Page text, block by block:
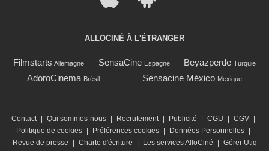
ALLOCINÉ À L'ÉTRANGER
Filmstarts Allemagne SensaCine Espagne Beyazperde Turquie
AdoroCinema Brésil Sensacine México Mexique
Contact | Qui sommes-nous | Recrutement | Publicité | CGU | CGV |
Politique de cookies | Préférences cookies | Données Personnelles |
Revue de presse
| Charte d'écriture | Les services AlloCiné | Gérer Utiq